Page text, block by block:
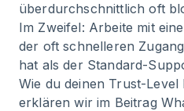
überdurchschnittlich oft
Im Zweifel: Arbeite mit
der oft schnelleren
hat als der Standard-
Wie du deinen Trust-
erklären wir im Beitrag